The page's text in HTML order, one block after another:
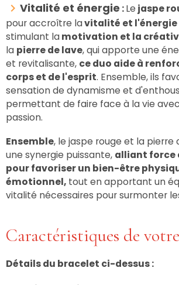
Vitalité et énergie :Le jaspe
pour accroître lavitalité et l'énergie
stimulant lamotivation et la
la pierre de lave, qui apporte une
et revitalisante, ce duo aide à
corps et de l'esprit. Ensemble, ils
sensation de dynamisme et
permettant de faire face à la vie
passion.
Ensemble, le jaspe rouge et la
une synergie puissante, alliant force
pour favoriser un bien-être
émotionnel, tout en apportant un
vitalité nécessaires pour surmonter
Caractéristiques de
Détails du bracelet ci-dessus :